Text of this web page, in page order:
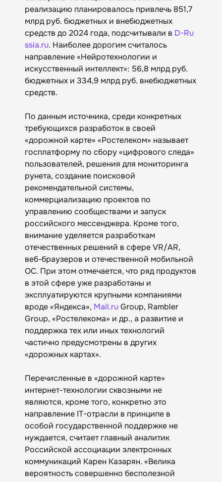
реализацию планировалось привлечь 851,7
млрд руб. бюджетных и внебюджетных
средств до 2024 года, подсчитывали в D-Ru
ssia.ru. Наиболее дорогим считалось
направление «Нейротехнологии и
искусственный интеллект»: 56,8 млрд руб.
бюджетных и 334,9 млрд руб. внебюджетных
средств.
По данным источника, среди конкретных
требующихся разработок в своей
«дорожной карте» «Ростелеком» называет
госплатформу по сбору «цифрового следа»
пользователей, решения для мониторинга
рунета, создание поисковой
рекомендательной системы,
коммерциализацию проектов по
управлению сообществами и запуск
российского мессенджера. Кроме того,
внимание уделяется разработкам
отечественных решений в сфере VR/AR,
веб-браузеров и отечественной мобильной
ОС. При этом отмечается, что ряд продуктов
в этой сфере уже разработаны и
эксплуатируются крупными компаниями
вроде «Яндекса», Mail.ruGroup, Rambler
Group, «Ростелекома» и др., а развитие и
поддержка тех или иных технологий
частично предусмотрены в других
«дорожных картах».
Перечисленные в «дорожной карте»
интернет-технологии сквозными не
являются, кроме того, конкретно это
направление IT-отрасли в принципе в
особой государственной поддержке не
нуждается, считает главный аналитик
Российской ассоциации электронных
коммуникаций Карен Казарян. «Велика
вероятность совершенно бесполезной